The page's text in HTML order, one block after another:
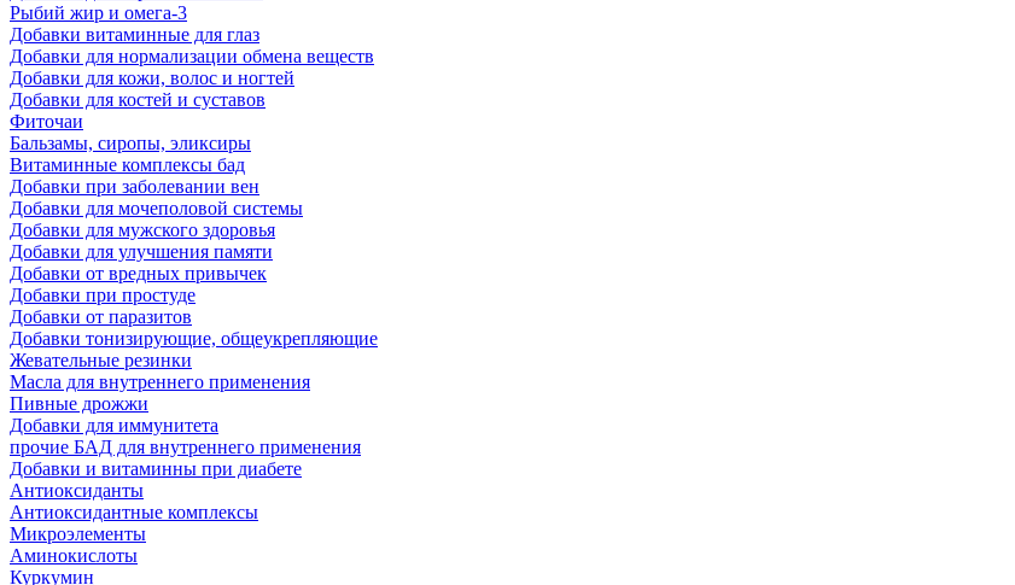
Рыбий жир и омега-3
Добавки витаминные для глаз
Добавки для нормализации обмена веществ
Добавки для кожи, волос и ногтей
Добавки для костей и суставов
Фиточаи
Бальзамы, сиропы, эликсиры
Витаминные комплексы бад
Добавки при заболевании вен
Добавки для мочеполовой системы
Добавки для мужского здоровья
Добавки для улучшения памяти
Добавки от вредных привычек
Добавки при простуде
Добавки от паразитов
Добавки тонизирующие, общеукрепляющие
Жевательные резинки
Масла для внутреннего применения
Пивные дрожжи
Добавки для иммунитета
прочие БАД для внутреннего применения
Добавки и витаминны при диабете
Антиоксиданты
Антиоксидантные комплексы
Микроэлементы
Аминокислоты
Куркумин